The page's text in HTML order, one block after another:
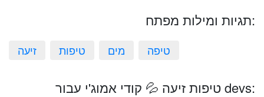
תגיות ומילות מפתח:
זיעה טיפות מים טיפה
טיפות זיעה 💦 קודי אמוג'י עבור devs: